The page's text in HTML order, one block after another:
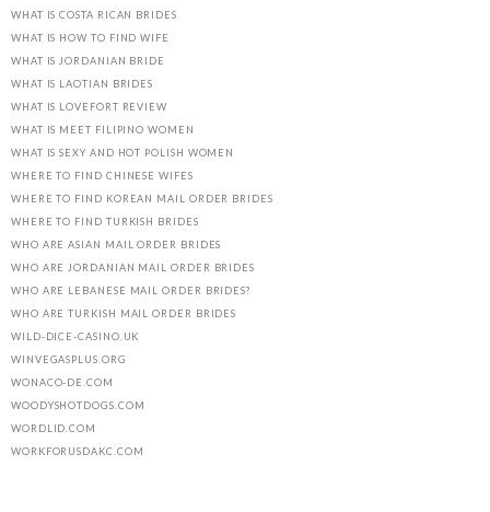
WHAT IS COSTA RICAN BRIDES
WHAT IS HOW TO FIND WIFE
WHAT IS JORDANIAN BRIDE
WHAT IS LAOTIAN BRIDES
WHAT IS LOVEFORT REVIEW
WHAT IS MEET FILIPINO WOMEN
WHAT IS SEXY AND HOT POLISH WOMEN
WHERE TO FIND CHINESE WIFES
WHERE TO FIND KOREAN MAIL ORDER BRIDES
WHERE TO FIND TURKISH BRIDES
WHO ARE ASIAN MAIL ORDER BRIDES
WHO ARE JORDANIAN MAIL ORDER BRIDES
WHO ARE LEBANESE MAIL ORDER BRIDES?
WHO ARE TURKISH MAIL ORDER BRIDES
WILD-DICE-CASINO.UK
WINVEGASPLUS.ORG
WONACO-DE.COM
WOODYSHOTDOGS.COM
WORDLID.COM
WORKFORUSDAKC.COM